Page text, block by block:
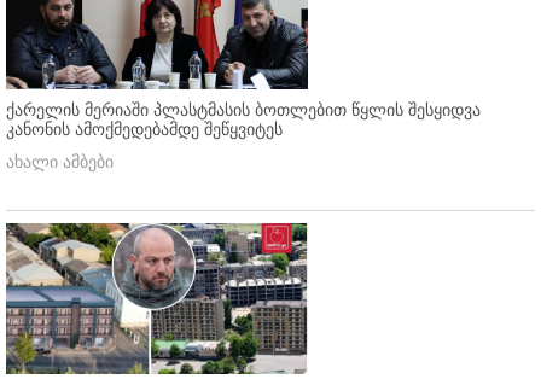
ქარელის მერიაში პლასტმასის ბოთლებით წყლის შესყიდვა
კანონის ამოქმედებამდე შეწყვიტეს
ახალი ამბები